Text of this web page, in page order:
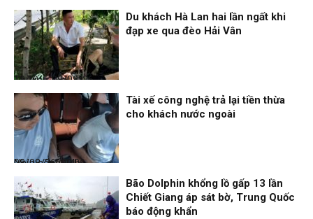
Thời sự
08/08/26, 13:10
Du khách Hà Lan hai lần ngất khi
đạp xe qua đèo Hải Vân
Nhịp sống 24h
08/08/26, 09:06
Tài xế công nghệ trả lại tiền thừa
cho khách nước ngoài
Bão Dolphin khổng lồ gấp 13 lần
Chiết Giang áp sát bờ, Trung Quốc
báo động khẩn